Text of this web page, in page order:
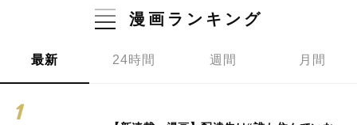
漫画ランキング
最新 24時間 週間 月間